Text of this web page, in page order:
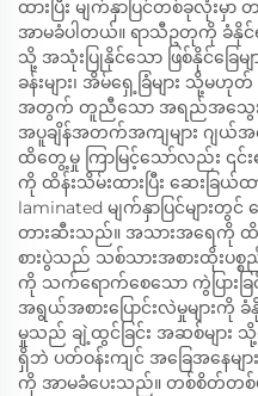
ထားပြီး မျက်နှာပြင်တစ်ခုလုံ
အာမခံပါတယ်။ ရာသီဥတုကို ခံနို
သို့ အသုံးပြုနိုင်သော ဖြစ်နိုင်ခြေမျ
ခန်းများ၊ အိမ်ရှေ့ခြံများ သို့မ
အတွက် တူညီသော အရည်အသွေးမြ
အပူချိန်အတက်အကျများ ဂျယ်အ
ထိတွေ့မှု ကြာမြင့်သော်လည်း ၎င်း
ကို ထိန်းသိမ်းထားပြီး ဆေးခြယ်ထာ
laminated မျက်နှာပြင်များတွင်
တားဆီးသည်။ အသားအရေကို
စားပွဲသည် သစ်သားအစားထိုးပစ္
ကို သက်ရောက်စေသော ကွဲပြားခြ
အရွယ်အစားပြောင်းလဲမှုများ
မှုသည် ချဲ့ထွင်ခြင်း အဆစ်များ
ရှိဘဲ ပတ်ဝန်းကျင် အခြေအနေ
ကို အာမခံပေးသည်။ တစ်စိတ်တစ်